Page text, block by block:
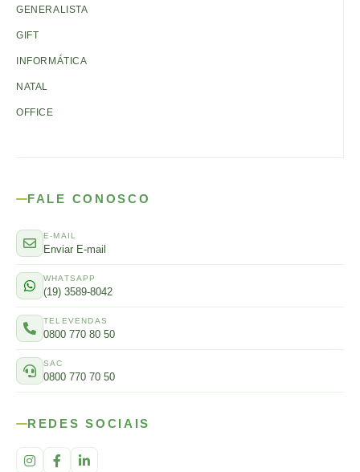
GENERALISTA
GIFT
INFORMÁTICA
NATAL
OFFICE
FALE CONOSCO
E-MAIL
Enviar E-mail
WHATSAPP
(19) 3589-8042
TELEVENDAS
0800 770 80 50
SAC
0800 770 70 50
REDES SOCIAIS